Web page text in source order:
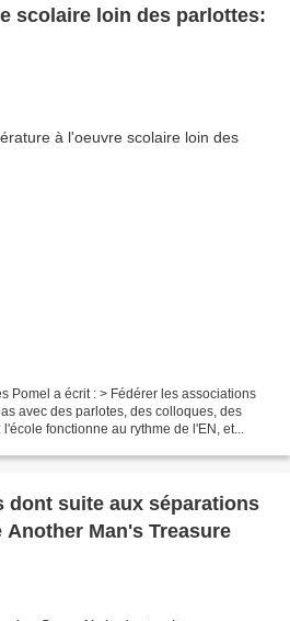
scolaire loin des parlottes:
Pomel a écrit : > Fédérer les associations
avec des parlotes, des colloques, des
fonctionne au rythme de l'EN, et...
dont suite aux séparations
Man's Treasure